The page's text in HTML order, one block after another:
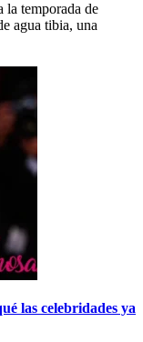
la temporada de
agua tibia, una
las celebridades ya